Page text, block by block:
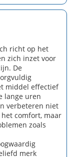
richt op het
zich inzet voor
De
middel effectief
lange uren
verbeteren niet
comfort, maar
zoals
merk